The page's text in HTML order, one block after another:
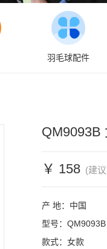
羽毛球配件
QM9093B
￥ 158(建议
产 地：中国
型号：QM9093B
款式：女款